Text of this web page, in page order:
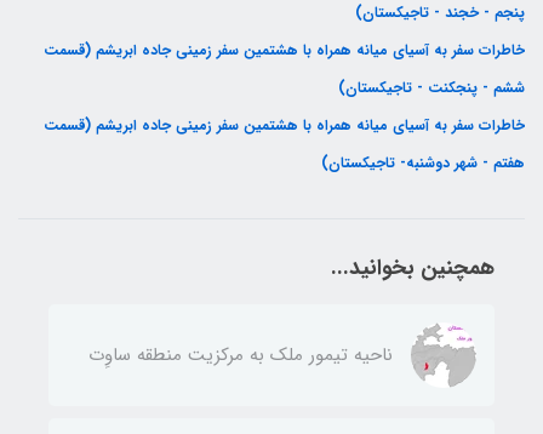
پنجم - خجند - تاجیکستان)
خاطرات سفر به آسیای میانه همراه با هشتمین سفر زمینی جاده ابریشم (قسمت
ششم - پنجکنت - تاجیکستان)
خاطرات سفر به آسیای میانه همراه با هشتمین سفر زمینی جاده ابریشم (قسمت
هفتم - شهر دوشنبه- تاجیکستان)
همچنین بخوانید...
ناحيه تيمور ملك به مركزيت منطقه ساوِت